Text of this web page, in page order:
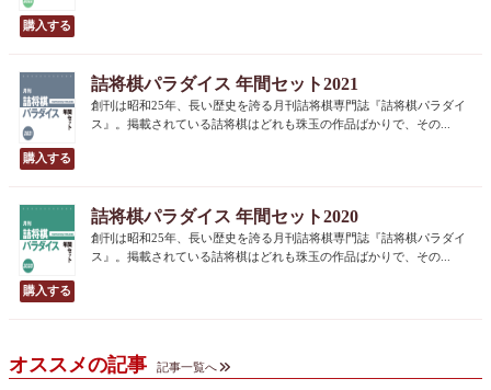
詰将棋パラダイス 年間セット2021
創刊は昭和25年、長い歴史を誇る月刊詰将棋専門誌『詰将棋パラダイ
ス』。掲載されている詰将棋はどれも珠玉の作品ばかりで、その...
詰将棋パラダイス 年間セット2020
創刊は昭和25年、長い歴史を誇る月刊詰将棋専門誌『詰将棋パラダイ
ス』。掲載されている詰将棋はどれも珠玉の作品ばかりで、その...
オススメの記事 記事一覧へ